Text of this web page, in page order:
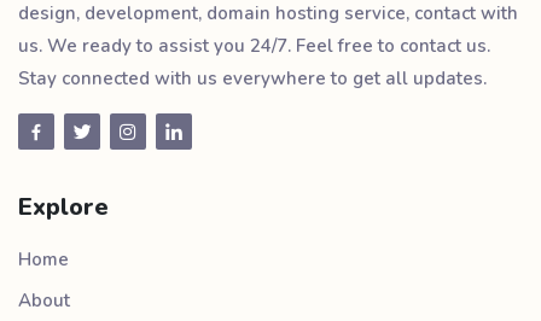
design, development, domain hosting service, contact with
us. We ready to assist you 24/7. Feel free to contact us.
Stay connected with us everywhere to get all updates.
Explore
Home
About